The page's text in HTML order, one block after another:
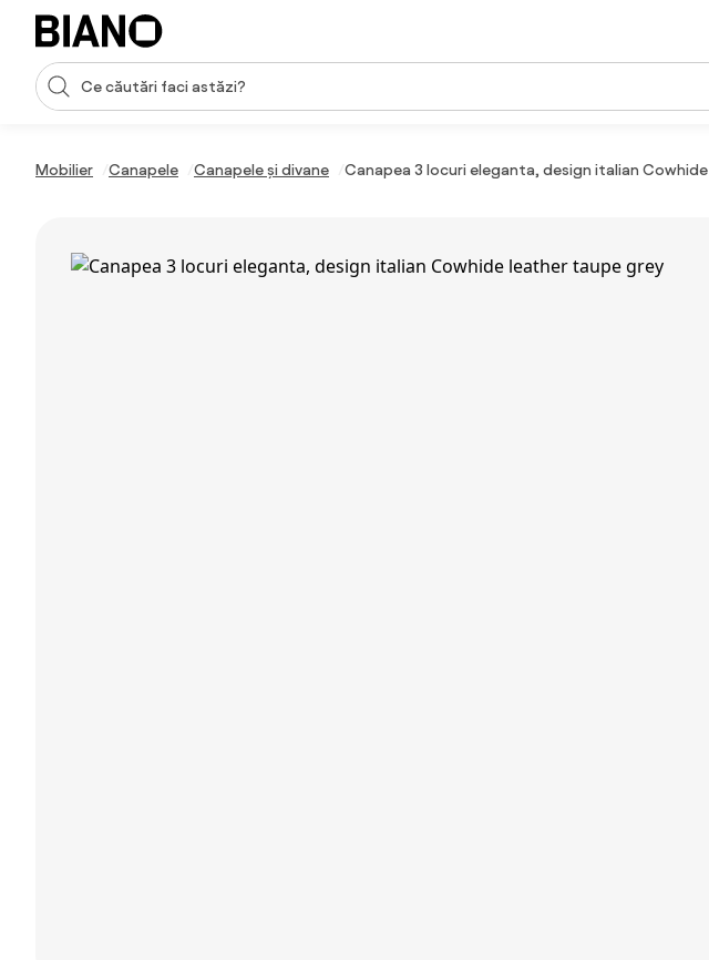
Sari peste navigare, accesează conținutul
Introducerea căutării
Mobilier Canapele Canapele și divane Canapea 3 locuri eleganta, design italian